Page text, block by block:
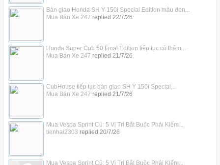
Bàn giao Honda SH Ý 150i Special Edition màu đen...
Mua Bán Xe 247 replied 22/7/26
Honda Super Cub 50 Final Edition tiếp tục có thêm...
Mua Bán Xe 247 replied 21/7/26
CubHouse tiếp tục bàn giao SH Ý 150i Special...
Mua Bán Xe 247 replied 21/7/26
Mua Vespa Sprint Cũ: 5 Vị Trí Bắt Buộc Phải Kiểm...
tienhai2303 replied 20/7/26
Mua Vespa Sprint Cũ: 5 Vị Trí Bắt Buộc Phải Kiểm...